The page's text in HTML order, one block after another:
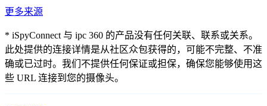
更多来源
* iSpyConnect 与 ipc 360 的产品没有任何关联、联系或关系。
此处提供的连接详情是从社区众包获得的，可能不完整、不准
确或已过时。我们不提供任何保证或担保，确保您能够使用这
些 URL 连接到您的摄像头。